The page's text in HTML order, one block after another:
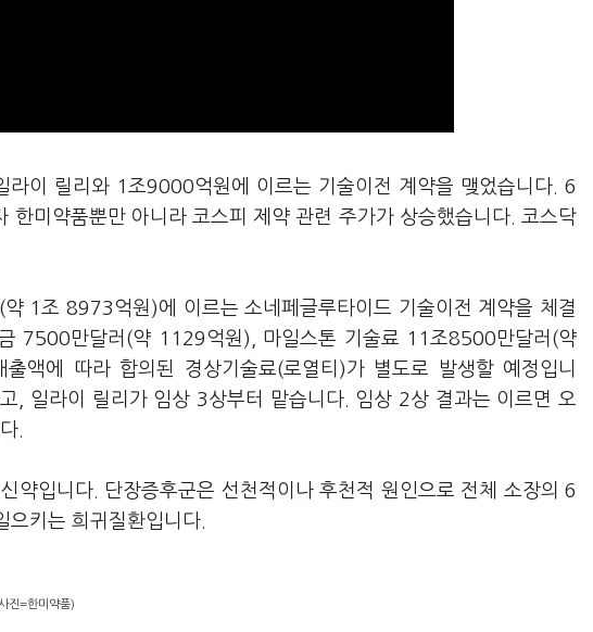
라이 릴리와 1조9000억원에 이르는 기술이전 계약을 맺었습니다. 6
한미약품뿐만 아니라 코스피 제약 관련 주가가 상승했습니다. 코스닥
1조 8973억원)에 이르는 소네페글루타이드 기술이전 계약을 체결
7500만달러(약 1129억원), 마일스톤 기술료 11조8500만달러(약
액에 따라 합의된 경상기술료(로열티)가 별도로 발생할 예정입니
, 일라이 릴리가 임상 3상부터 맡습니다. 임상 2상 결과는 이르면 오
.
약입니다. 단장증후군은 선천적이나 후천적 원인으로 전체 소장의 6
키는 희귀질환입니다.
진=한미약품)